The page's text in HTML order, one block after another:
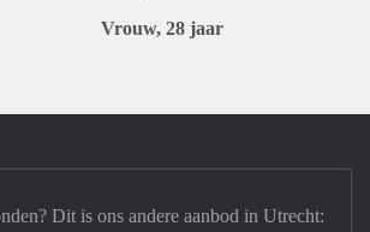
Vrouw, 28 jaar
Dit is ons andere aanbod in Utrecht: